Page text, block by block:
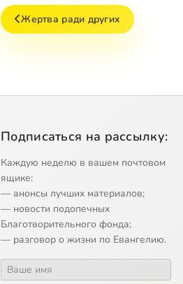
Жертва ради других
Подписаться на рассылку:
Каждую неделю в вашем почтовом
ящике:
— анонсы лучших материалов;
— новости подопечных
Благотворительного фонда;
— разговор о жизни по Евангелию.